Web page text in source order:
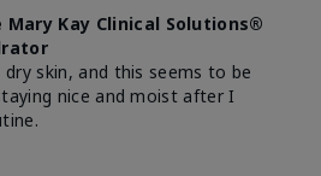
Kay Clinical Solutions®
skin, and this seems to be
nice and moist after I